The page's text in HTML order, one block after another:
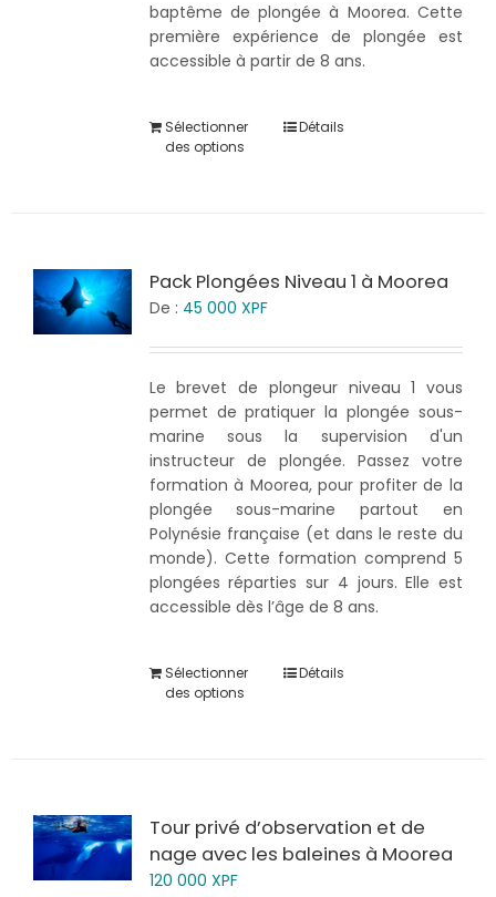
baptême de plongée à Moorea. Cette
première expérience de plongée est
accessible à partir de 8 ans.
Sélectionner
des options
Détails
Pack Plongées Niveau 1 à Moorea
De : 45 000 XPF
Le brevet de plongeur niveau 1 vous
permet de pratiquer la plongée sous-
marine sous la supervision d'un
instructeur de plongée. Passez votre
formation à Moorea, pour profiter de la
plongée sous-marine partout en
Polynésie française (et dans le reste du
monde). Cette formation comprend 5
plongées réparties sur 4 jours. Elle est
accessible dès l’âge de 8 ans.
Sélectionner
des options
Détails
Tour privé d’observation et de
nage avec les baleines à Moorea
120 000 XPF